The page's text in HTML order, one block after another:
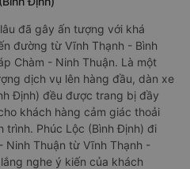
đã gây ấn tượng với khá
đường từ Vĩnh Thạnh - Bình
Chàm - Ninh Thuận. Là một
dịch vụ lên hàng đầu, dàn xe
Định) đều được trang bị đầy
khách hàng cảm giác thoải
trình. Phúc Lộc (Bình Định) đi
Ninh Thuận từ Vĩnh Thạnh -
nghe ý kiến của khách